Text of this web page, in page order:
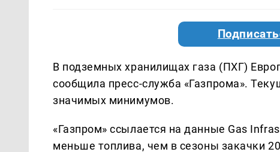
В подземных хранилищах газа (ПХГ)
сообщила пресс-служба «Газпрома».
значимых минимумов.
«Газпром» ссылается на данные Gas
меньше топлива, чем в сезоны закачки